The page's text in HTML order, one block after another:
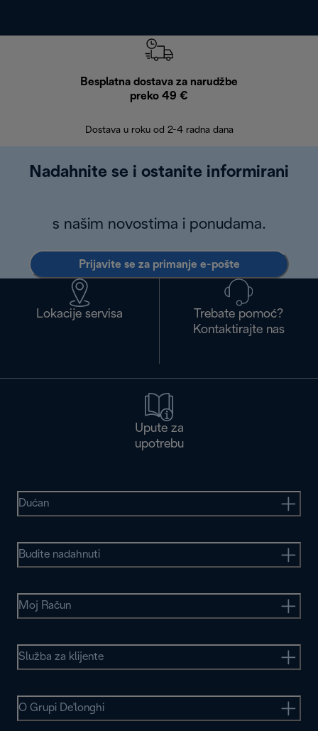
Besplatna dostava za narudžbe
preko 49 €
Dostava u roku od 2-4 radna dana
Nadahnite se i ostanite informirani
s našim novostima i ponudama.
Prijavite se za primanje e-pošte
Lokacije servisa
Trebate pomoć?
Kontaktirajte nas
Upute za
upotrebu
Dućan
Budite nadahnuti
Moj Račun
Služba za klijente
O Grupi De'longhi